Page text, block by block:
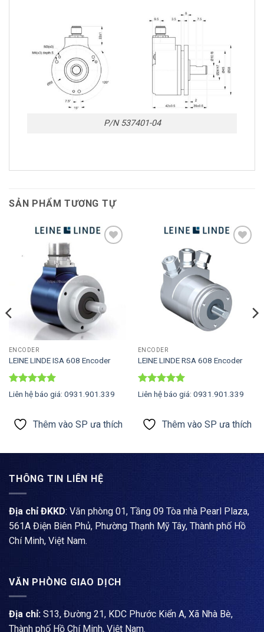
P/N 537401-04
SẢN PHẨM TƯƠNG TỰ
ENCODER
LEINE LINDE ISA 608 Encoder
Được xếp
hạng5
Liên hệ báo giá: 0931.901.339
Thêm vào SP ưa thích
SP ưa thích
ENCODER
LEINE LINDE RSA 608 Encoder
Được xếp
hạng5
Liên hệ báo giá: 0931.901.339
Thêm vào SP ưa thích
THÔNG TIN LIÊN HỆ
Địa chỉ ĐKKD: Văn phòng 01, Tầng 09 Tòa nhà Pearl Plaza,
561A Điện Biên Phủ, Phường Thạnh Mỹ Tây, Thành phố Hồ
Chí Minh, Việt Nam.
VĂN PHÒNG GIAO DỊCH
Địa chỉ: S13, Đường 21, KDC Phước Kiển A, Xã Nhà Bè,
Thành phố Hồ Chí Minh, Việt Nam.